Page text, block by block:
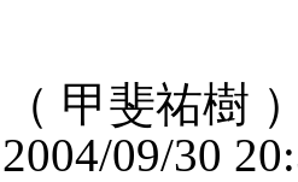
（ 甲斐祐樹
2004/09/30